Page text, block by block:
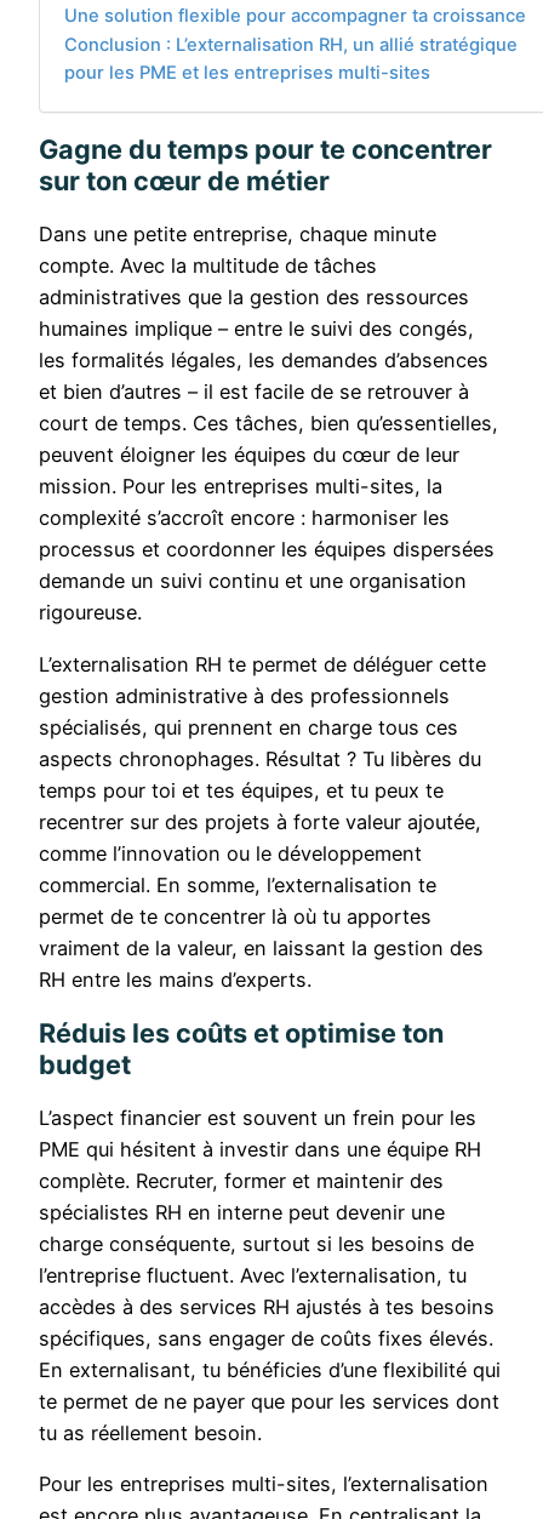
Une solution flexible pour accompagner ta croissance
Conclusion : L’externalisation RH, un allié stratégique
pour les PME et les entreprises multi-sites
Gagne du temps pour te concentrer
sur ton cœur de métier
Dans une petite entreprise, chaque minute
compte. Avec la multitude de tâches
administratives que la gestion des ressources
humaines implique – entre le suivi des congés,
les formalités légales, les demandes d’absences
et bien d’autres – il est facile de se retrouver à
court de temps. Ces tâches, bien qu’essentielles,
peuvent éloigner les équipes du cœur de leur
mission. Pour les entreprises multi-sites, la
complexité s’accroît encore : harmoniser les
processus et coordonner les équipes dispersées
demande un suivi continu et une organisation
rigoureuse.
L’externalisation RH te permet de déléguer cette
gestion administrative à des professionnels
spécialisés, qui prennent en charge tous ces
aspects chronophages. Résultat ? Tu libères du
temps pour toi et tes équipes, et tu peux te
recentrer sur des projets à forte valeur ajoutée,
comme l’innovation ou le développement
commercial. En somme, l’externalisation te
permet de te concentrer là où tu apportes
vraiment de la valeur, en laissant la gestion des
RH entre les mains d’experts.
Réduis les coûts et optimise ton
budget
L’aspect financier est souvent un frein pour les
PME qui hésitent à investir dans une équipe RH
complète. Recruter, former et maintenir des
spécialistes RH en interne peut devenir une
charge conséquente, surtout si les besoins de
l’entreprise fluctuent. Avec l’externalisation, tu
accèdes à des services RH ajustés à tes besoins
spécifiques, sans engager de coûts fixes élevés.
En externalisant, tu bénéficies d’une flexibilité qui
te permet de ne payer que pour les services dont
tu as réellement besoin.
Pour les entreprises multi-sites, l’externalisation